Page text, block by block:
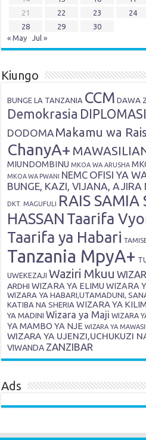
21
22 23 24
28
29
30
« May
Jul »
Kiungo
BUNGE LA TANZANIA CCM DAWA
Demokrasia
DODOMA Makamu wa Rais
ChanyA+
MIUNDOMBINU MKOA WA ARUSHA
MKOA WA PWANI NEMC OFISI YA
BUNGE, KAZI, VIJANA, AJIRA
DKT. MAGUFULI RAIS SAMIA
HASSAN Taarifa
Taarifa ya Habari
Tanzania MpyA+
UWEKEZAJI Waziri Mkuu
ARDHI WIZARA YA ELIMU WIZARA
WIZARA YA HABARI,UTAMADUNI,
KATIBA NA SHERIA WIZARA YA
YA MADINI Wizara ya Maji WIZARA
YA MAMBO YA NJE WIZARA YA
WIZARA YA UJENZI,UCHUKUZI
VIWANDA ZANZIBAR
Ads